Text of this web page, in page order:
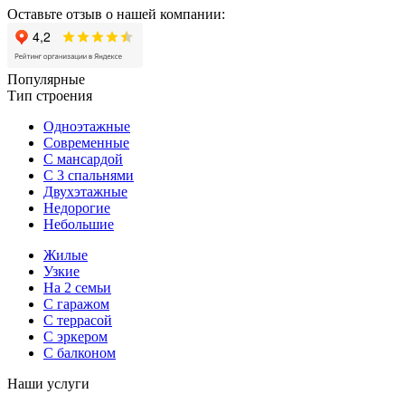
Оставьте отзыв о нашей компании:
Популярные
Тип строения
Одноэтажные
Современные
С мансардой
С 3 спальнями
Двухэтажные
Недорогие
Небольшие
Жилые
Узкие
На 2 семьи
С гаражом
С террасой
С эркером
С балконом
Наши услуги